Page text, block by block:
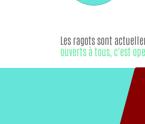
Les ragots sont
ouverts à tous, c'est